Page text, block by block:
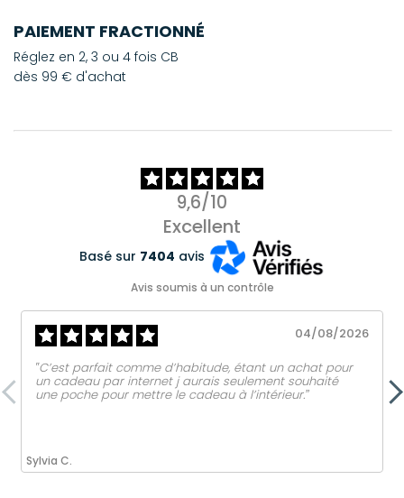
PAIEMENT FRACTIONNÉ
Réglez en 2, 3 ou 4 fois CB
dès 99 € d'achat
9,6/10
Excellent
Basé sur 7404 avis
Avis soumis à un contrôle
Sylvia C.
04/08/2026
‟C’est parfait comme d’habitude, étant un achat pour
un cadeau par internet j aurais seulement souhaité
une poche pour mettre le cadeau à l’intérieur.ˮ